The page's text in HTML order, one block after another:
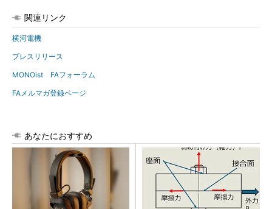
関連リンク
横河電機
プレスリリース
MONOist FAフォーラム
FAメルマガ登録ページ
あなたにおすすめ